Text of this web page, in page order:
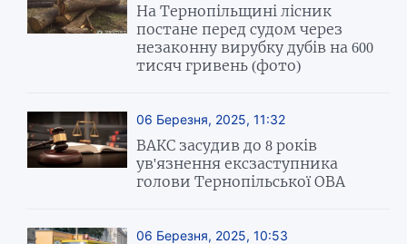
На Тернопільщині лісник
постане перед судом через
незаконну вирубку дубів на 600
тисяч гривень (фото)
06 Березня, 2025, 11:32
ВАКС засудив до 8 років
ув'язнення ексзаступника
голови Тернопільської ОВА
06 Березня, 2025, 10:53